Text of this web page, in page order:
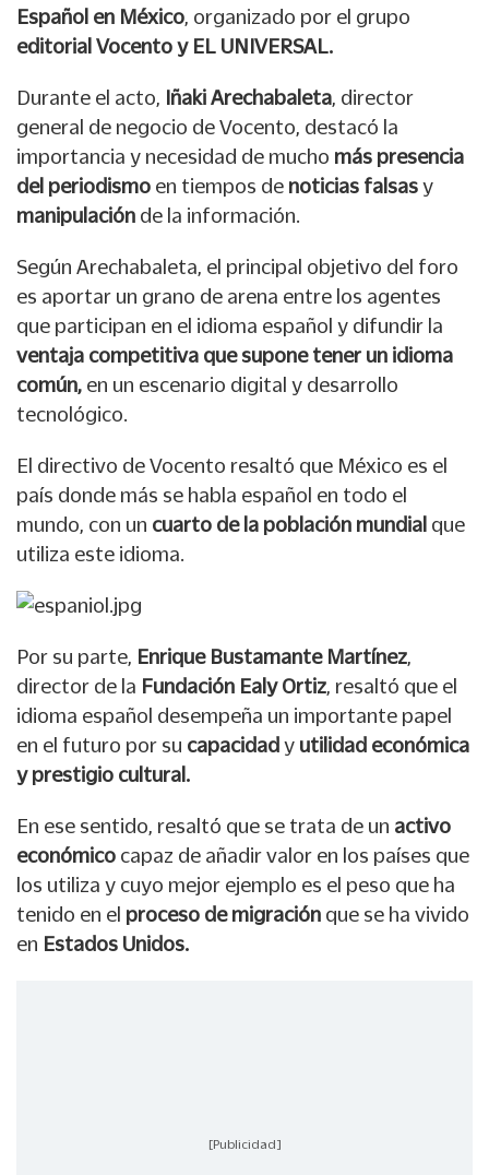
Español en México, organizado por el grupo
editorial Vocento y EL UNIVERSAL.
Durante el acto, Iñaki Arechabaleta, director
general de negocio de Vocento, destacó la
importancia y necesidad de mucho más presencia
del periodismo en tiempos de noticias falsas y
manipulación de la información.
Según Arechabaleta, el principal objetivo del foro
es aportar un grano de arena entre los agentes
que participan en el idioma español y difundir la
ventaja competitiva que supone tener un idioma
común, en un escenario digital y desarrollo
tecnológico.
El directivo de Vocento resaltó que México es el
país donde más se habla español en todo el
mundo, con un cuarto de la población mundial que
utiliza este idioma.
Por su parte, Enrique Bustamante Martínez,
director de la Fundación Ealy Ortiz, resaltó que el
idioma español desempeña un importante papel
en el futuro por su capacidad y utilidad económica
y prestigio cultural.
En ese sentido, resaltó que se trata de un activo
económico capaz de añadir valor en los países que
los utiliza y cuyo mejor ejemplo es el peso que ha
tenido en el proceso de migración que se ha vivido
en Estados Unidos.
[Publicidad]